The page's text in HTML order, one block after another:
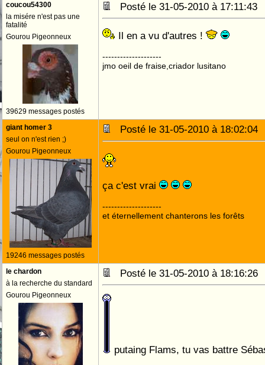
coucou54300
la misére n'est pas une
fatalité
Gourou Pigeonneux
39629 messages postés
Posté le 31-05-2010 à
Il en a vu d'autres !
--------------------
jmo oeil de fraise,criador lusitano
giant homer 3
seul on n'est rien ;)
Gourou Pigeonneux
19246 messages postés
Posté le 31-05-2010 à
ça c'est vrai
--------------------
et éternellement chanterons les forêts
le chardon
à la recherche du standard
Gourou Pigeonneux
Posté le 31-05-2010 à
putaing Flams, tu vas battre